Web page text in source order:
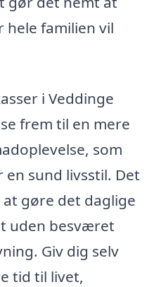
hele familien vil
i Veddinge
frem til en mere
som
sund livsstil. Det
gøre det daglige
uden besværet
Giv dig selv
tid til livet,